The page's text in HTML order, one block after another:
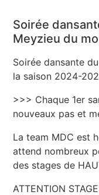
Soirée
Meyzieu du
Soirée dansante
la saison 2024-
>>> Chaque 1er
nouveaux pas et
La team MDC est
attend nombreux
des stages de
ATTENTION